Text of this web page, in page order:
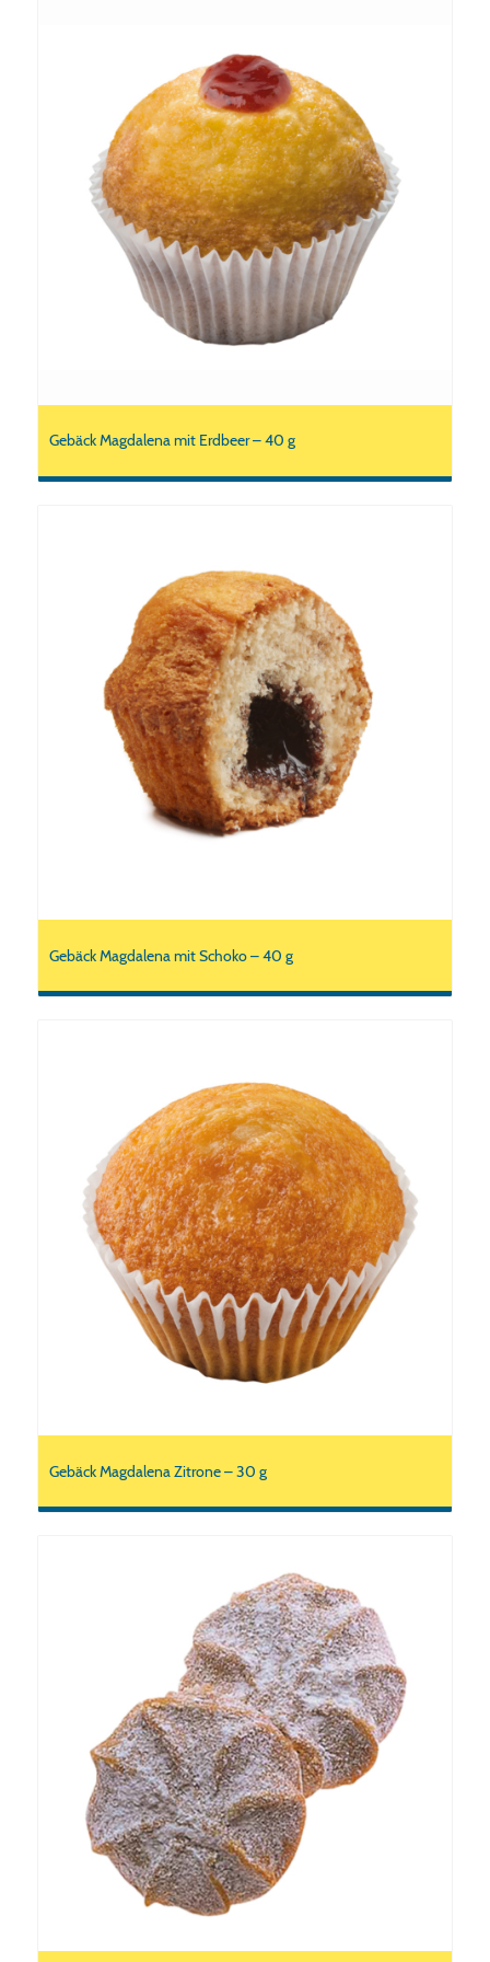
Gebäck Magdalena mit Erdbeer – 40 g
Gebäck Magdalena mit Schoko – 40 g
Gebäck Magdalena Zitrone – 30 g